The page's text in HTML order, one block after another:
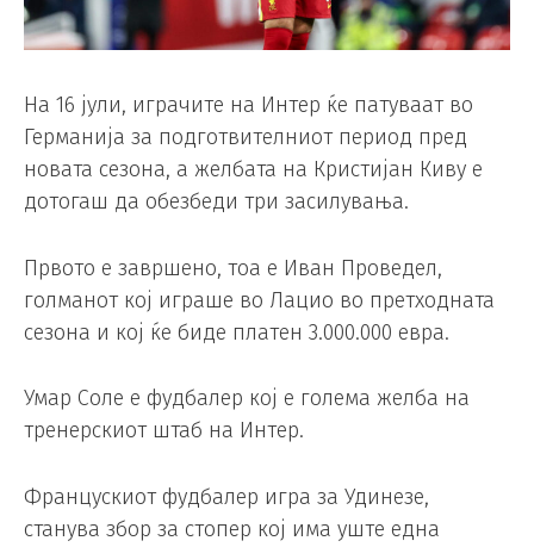
На 16 јули, играчите на Интер ќе патуваат во
Германија за подготвителниот период пред
новата сезона, а желбата на Кристијан Киву е
дотогаш да обезбеди три засилувања.
Првото е завршено, тоа е Иван Проведел,
голманот кој играше во Лацио во претходната
сезона и кој ќе биде платен 3.000.000 евра.
Умар Соле е фудбалер кој е голема желба на
тренерскиот штаб на Интер.
Францускиот фудбалер игра за Удинезе,
станува збор за стопер кој има уште една